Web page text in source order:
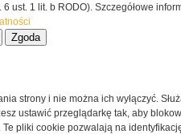
ograniczoną
nr KRS:
REGON 146393437
postaci Regulaminu.
ust. 1 lit. b RODO). Szczegółowe
Zgoda
strony i nie można ich wyłączyć.
ustawić przeglądarkę tak, aby
Te pliki cookie pozwalają na